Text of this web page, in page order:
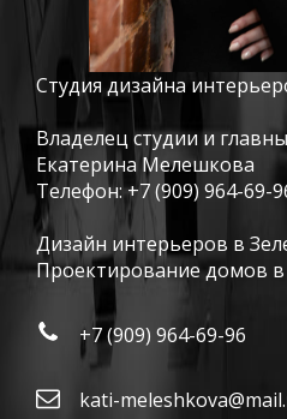
Студия дизайна
Владелец студии и
Екатерина Мелешкова
Телефон:+7 (909) 964-69-
Дизайн интерьеров в
Проектирование домов в
+7 (909) 964-69-96
kati-